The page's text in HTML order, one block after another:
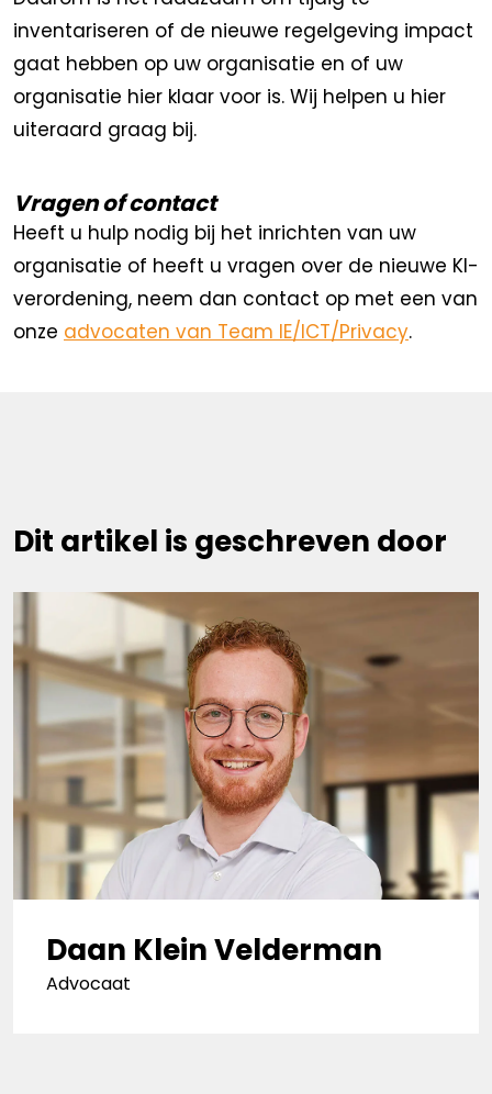
inventariseren of de nieuwe regelgeving impact
gaat hebben op uw organisatie en of uw
organisatie hier klaar voor is. Wij helpen u hier
uiteraard graag bij.
Vragen of contact
Heeft u hulp nodig bij het inrichten van uw
organisatie of heeft u vragen over de nieuwe KI-
verordening, neem dan contact op met een van
onze advocaten van Team IE/ICT/Privacy.
Dit artikel is geschreven door
Daan Klein Velderman
Advocaat